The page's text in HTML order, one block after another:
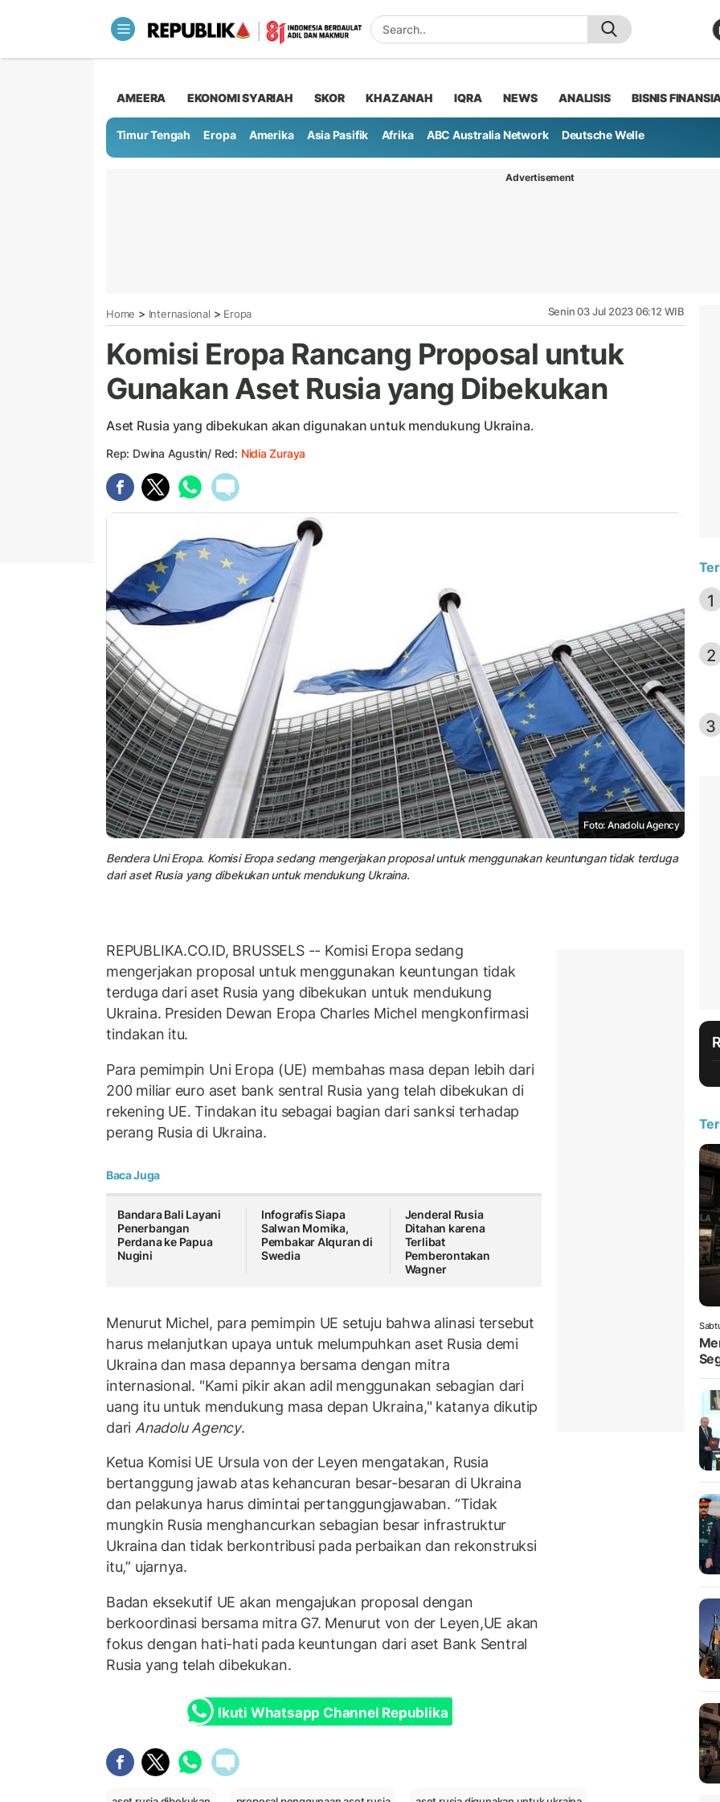
AMEERA EKONOMI SYARIAH SKOR KHAZANAH IQRA NEWS ANALISIS BISNIS
Timur Tengah Eropa Amerika Asia Pasifik Afrika ABC Australia Network Deutsche Welle
Advertisement
Home > Internasional > Eropa Senin 03 Jul 2023 06:12 WIB
Komisi Eropa Rancang Proposal untuk
Gunakan Aset Rusia yang Dibekukan
Aset Rusia yang dibekukan akan digunakan untuk mendukung Ukraina.
Rep: Dwina Agustin/ Red: Nidia Zuraya
Foto: Anadolu Agency
Bendera Uni Eropa. Komisi Eropa sedang mengerjakan proposal untuk menggunakan keuntungan tidak terduga
dari aset Rusia yang dibekukan untuk mendukung Ukraina.
REPUBLIKA.CO.ID, BRUSSELS -- Komisi Eropa sedang
mengerjakan proposal untuk menggunakan keuntungan tidak
terduga dari aset Rusia yang dibekukan untuk mendukung
Ukraina. Presiden Dewan Eropa Charles Michel mengkonfirmasi
tindakan itu.
Para pemimpin Uni Eropa (UE) membahas masa depan lebih dari
200 miliar euro aset bank sentral Rusia yang telah dibekukan di
rekening UE. Tindakan itu sebagai bagian dari sanksi terhadap
perang Rusia di Ukraina.
Baca Juga
Bandara Bali Layani
Penerbangan
Perdana ke Papua
Nugini
Infografis Siapa
Salwan Momika,
Pembakar Alquran di
Swedia
Jenderal Rusia
Ditahan karena
Terlibat
Pemberontakan
Wagner
Menurut Michel, para pemimpin UE setuju bahwa alinasi tersebut
harus melanjutkan upaya untuk melumpuhkan aset Rusia demi
Ukraina dan masa depannya bersama dengan mitra
internasional. "Kami pikir akan adil menggunakan sebagian dari
uang itu untuk mendukung masa depan Ukraina," katanya dikutip
dari Anadolu Agency.
Ketua Komisi UE Ursula von der Leyen mengatakan, Rusia
bertanggung jawab atas kehancuran besar-besaran di Ukraina
dan pelakunya harus dimintai pertanggungjawaban. “Tidak
mungkin Rusia menghancurkan sebagian besar infrastruktur
Ukraina dan tidak berkontribusi pada perbaikan dan rekonstruksi
itu,” ujarnya.
Badan eksekutif UE akan mengajukan proposal dengan
berkoordinasi bersama mitra G7. Menurut von der Leyen,UE akan
fokus dengan hati-hati pada keuntungan dari aset Bank Sentral
Rusia yang telah dibekukan.
Ikuti Whatsapp Channel Republika
1
2
3